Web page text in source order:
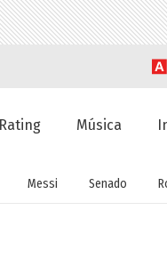
Rating Música
Messi Senado